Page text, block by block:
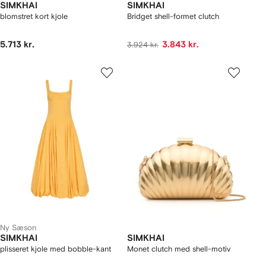
SIMKHAI
blomstret kort kjole
5.713 kr.
SIMKHAI
Bridget shell-formet clutch
3.924 kr. 3.843 kr.
Ny Sæson
SIMKHAI
plisseret kjole med bobble-kant
SIMKHAI
Monet clutch med shell-motiv